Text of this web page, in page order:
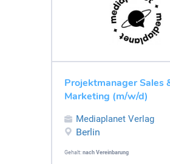
Projektmanager Sales
Marketing (m/w/d)
Mediaplanet Verlag
Berlin
Gehalt: nach Vereinbarung